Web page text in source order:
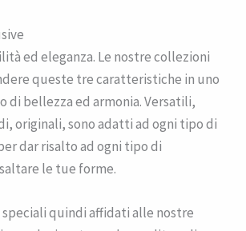
ed eleganza. Le nostre collezioni
queste tre caratteristiche in uno
di bellezza ed armonia. Versatili,
originali, sono adatti ad ogni tipo di
dar risalto ad ogni tipo di
le tue forme.
speciali quindi affidati alle nostre